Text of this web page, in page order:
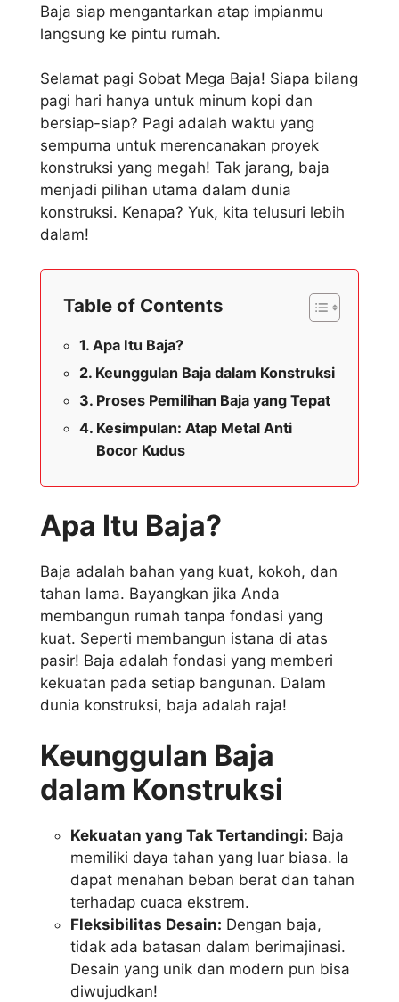
Baja siap mengantarkan atap impianmu
langsung ke pintu rumah.
Selamat pagi Sobat Mega Baja! Siapa bilang
pagi hari hanya untuk minum kopi dan
bersiap-siap? Pagi adalah waktu yang
sempurna untuk merencanakan proyek
konstruksi yang megah! Tak jarang, baja
menjadi pilihan utama dalam dunia
konstruksi. Kenapa? Yuk, kita telusuri lebih
dalam!
Table of Contents
Apa Itu Baja?
Keunggulan Baja dalam Konstruksi
Proses Pemilihan Baja yang Tepat
Kesimpulan: Atap Metal Anti
Bocor Kudus
Apa Itu Baja?
Baja adalah bahan yang kuat, kokoh, dan
tahan lama. Bayangkan jika Anda
membangun rumah tanpa fondasi yang
kuat. Seperti membangun istana di atas
pasir! Baja adalah fondasi yang memberi
kekuatan pada setiap bangunan. Dalam
dunia konstruksi, baja adalah raja!
Keunggulan Baja
dalam Konstruksi
Kekuatan yang Tak Tertandingi: Baja
memiliki daya tahan yang luar biasa. Ia
dapat menahan beban berat dan tahan
terhadap cuaca ekstrem.
Fleksibilitas Desain: Dengan baja,
tidak ada batasan dalam berimajinasi.
Desain yang unik dan modern pun bisa
diwujudkan!